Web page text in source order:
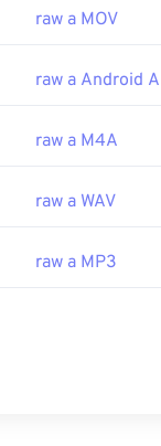
raw a MOV
raw a Android
raw a M4A
raw a WAV
raw a MP3